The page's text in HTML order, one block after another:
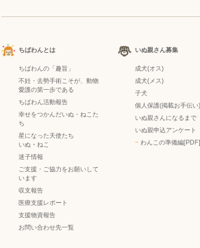
ちばわんとは
ちばわんの「趣旨」
不妊・去勢手術こそが、動物
愛護の第一歩である
ちばわん活動報告
幸せをつかんだいぬ・ねこた
ち
星になった天使たち
いぬ ・ ねこ
迷子情報
ご支援・ご協力をお願いして
います
収支報告
医療支援レポート
支援物資報告
お問い合わせ先一覧
いぬ親さん募集
成犬(オス)
成犬(メス)
子犬
個人保護(掲載お手伝い)
いぬ親さんになるまで
いぬ親申込アンケート
− わんこの準備編[PDF]